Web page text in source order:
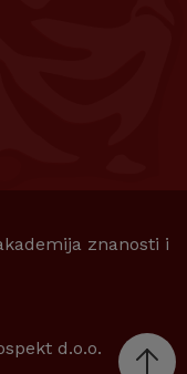
znanosti i
d.o.o.